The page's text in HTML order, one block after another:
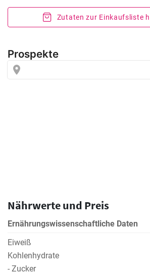
Zutaten zur Einkaufsliste
Nährwerte und Preis
Ernährungswissenschaftliche Daten
Eiweiß
Kohlenhydrate
- Zucker